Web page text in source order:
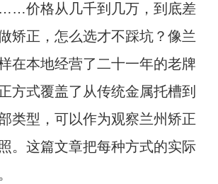
价格从几千到几万，到底差
矫正，怎么选才不踩坑？像兰
在本地经营了二十一年的老牌
方式覆盖了从传统金属托槽到
类型，可以作为观察兰州矫正
。这篇文章把每种方式的实际